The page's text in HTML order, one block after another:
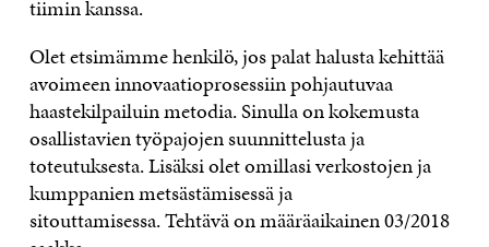
tiimin kanssa.
Olet etsimämme henkilö, jos palat halusta kehittää
avoimeen innovaatioprosessiin pohjautuvaa
haastekilpailuin metodia. Sinulla on kokemusta
osallistavien työpajojen suunnittelusta ja
toteutuksesta. Lisäksi olet omillasi verkostojen ja
kumppanien metsästämisessä ja
sitouttamisessa. Tehtävä on määräaikainen 03/2018